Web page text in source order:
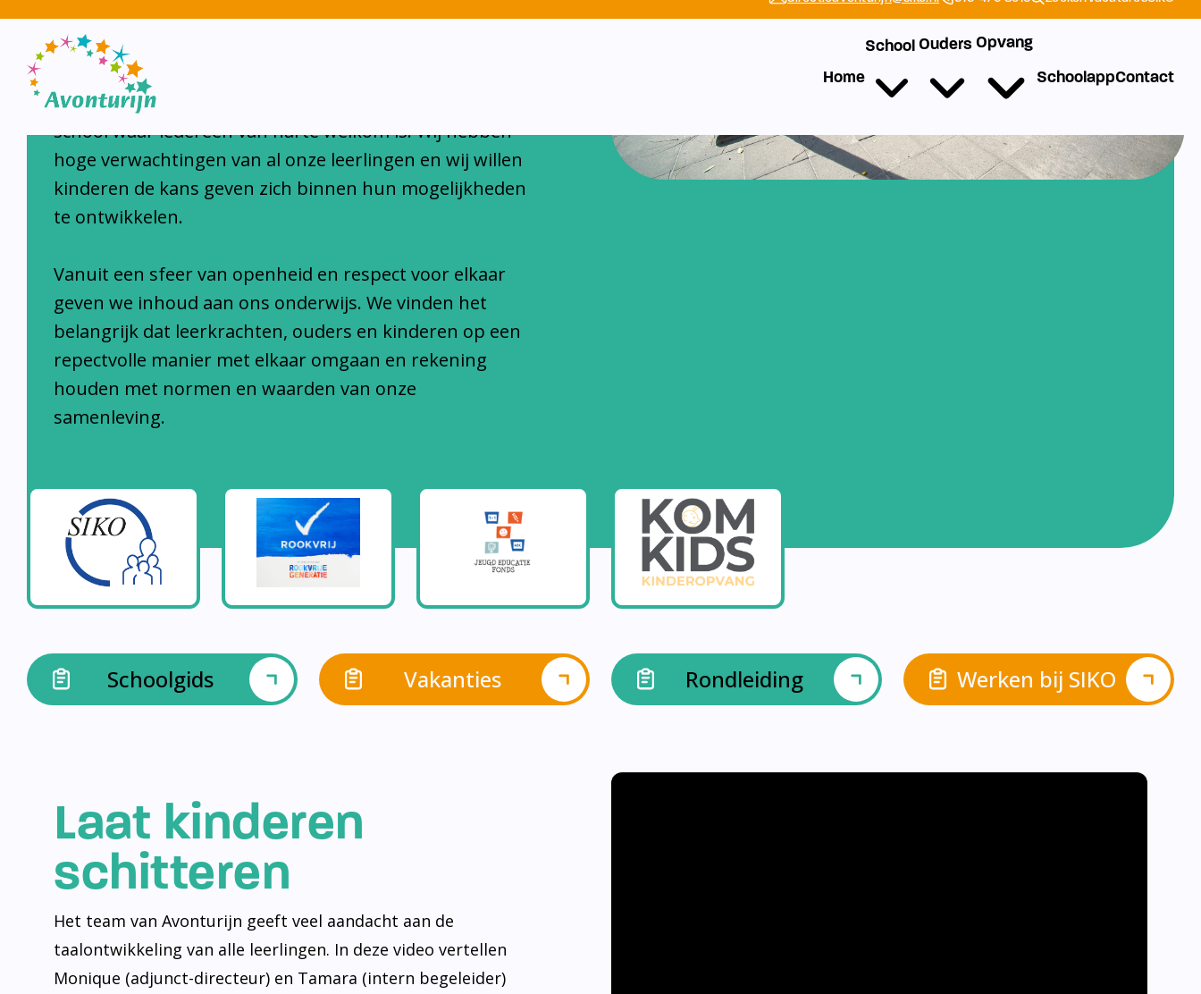
Avonturijn laat kinderen schitteren
Avonturijn is een moderne, open, interconfessionele
school waar iedereen van harte welkom is. Wij hebben
hoge verwachtingen van al onze leerlingen en wij willen
kinderen de kans geven zich binnen hun mogelijkheden
te ontwikkelen.
Vanuit een sfeer van openheid en respect voor elkaar
geven we inhoud aan ons onderwijs. We vinden het
belangrijk dat leerkrachten, ouders en kinderen op een
repectvolle manier met elkaar omgaan en rekening
houden met normen en waarden van onze
samenleving.
Schoolgids Vakanties Rondleiding Werken bij SIKO
Laat kinderen
schitteren
Het team van Avonturijn geeft veel aandacht aan de
taalontwikkeling van alle leerlingen. In deze video vertellen
Monique (adjunct-directeur) en Tamara (intern begeleider)